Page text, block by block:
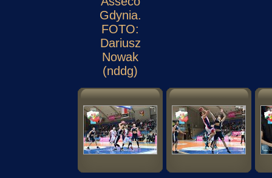
Gdynia.
FOTO:
Dariusz
Nowak
(nddg)